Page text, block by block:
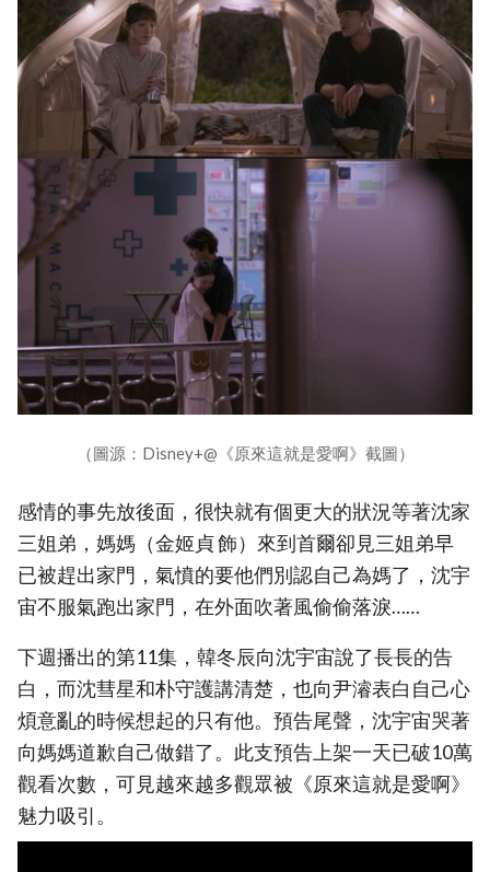
（圖源：Disney+@《原來這就是愛啊》截圖）
感情的事先放後面，很快就有個更大的狀況等著沈家
三姐弟，媽媽（金姬貞 飾）來到首爾卻見三姐弟早
已被趕出家門，氣憤的要他們別認自己為媽了，沈宇
宙不服氣跑出家門，在外面吹著風偷偷落淚……
下週播出的第11集，韓冬辰向沈宇宙說了長長的告
白，而沈彗星和朴守護講清楚，也向尹濬表白自己心
煩意亂的時候想起的只有他。預告尾聲，沈宇宙哭著
向媽媽道歉自己做錯了。此支預告上架一天已破10萬
觀看次數，可見越來越多觀眾被《原來這就是愛啊》
魅力吸引。